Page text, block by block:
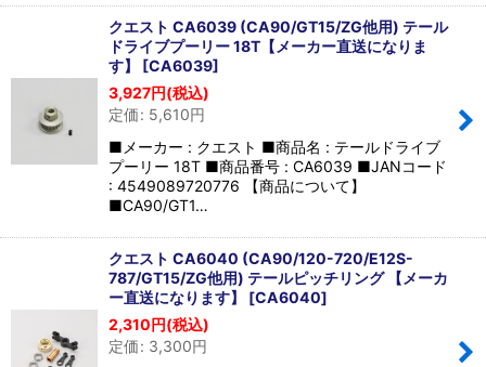
クエスト CA6039 (CA90/GT15/ZG他用) テール
ドライブプーリー 18T【メーカー直送になりま
す】 [CA6039]
3,927円(税込)
定価: 5,610円
■メーカー : クエスト ■商品名 : テールドライブ
プーリー 18T ■商品番号 : CA6039 ■JANコード
: 4549089720776 【商品について】
■CA90/GT1…
クエスト CA6040 (CA90/120-720/E12S-
787/GT15/ZG他用) テールピッチリング 【メーカ
ー直送になります】 [CA6040]
2,310円(税込)
定価: 3,300円